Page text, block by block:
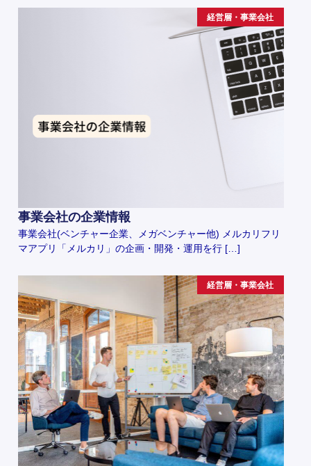
経営層・事業会社
事業会社の企業情報
事業会社(ベンチャー企業、メガベンチャー他) メルカリフリ
マアプリ「メルカリ」の企画・開発・運用を行 […]
経営層・事業会社